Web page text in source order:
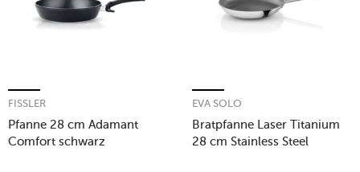
Pfanne 28 cm Adamant
Comfort schwarz
FISSLER
Bratpfanne Laser Titanium
28 cm Stainless Steel
EVA SOLO